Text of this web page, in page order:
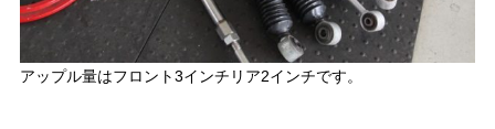
アップル量はフロント3インチリア2インチです。